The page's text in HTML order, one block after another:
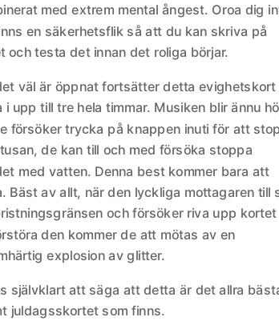
med extrem mental ångest. Oroa dig
en säkerhetsflik så att du kan skriva på
och testa det innan det roliga börjar.
väl är öppnat fortsätter detta
i upp till tre hela timmar. Musiken blir ännu
försöker trycka på knappen inuti för att
de kan till och med försöka stoppa
med vatten. Denna best kommer bara att
Bäst av allt, när den lyckliga mottagaren till
och försöker riva upp
den kommer de att mötas av en
explosion av glitter.
självklart att säga att detta är det allra
juldagsskortet som finns.